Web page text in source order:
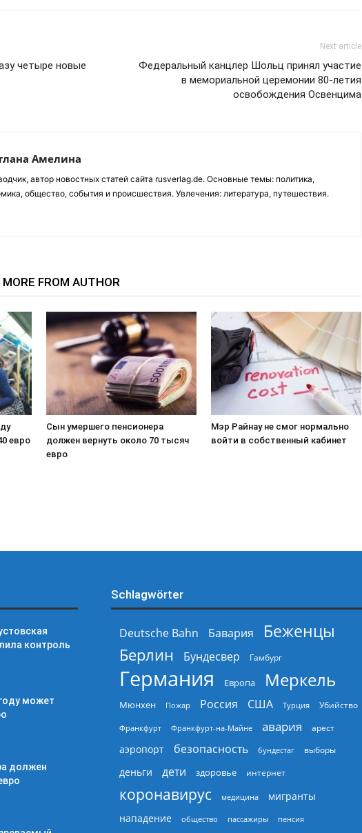
четыре новые
Next article
Федеральный канцлер Шольц принял участие
в мемориальной церемонии 80-летия
освобождения Освенцима
Амелина
автор новостных статей сайта rusverlag.de. Основные темы: политика,
общество, события и происшествия. Увлечения: литература, путешествия.
MORE FROM AUTHOR
евро
Сын умершего пенсионера
должен вернуть около 70 тысяч
евро
Мэр Райнау не смог нормально
войти в собственный кабинет
контроль
может
должен
Schlagwörter
Deutsche Bahn Бавария
Беженцы
Берлин
Бундесвер Гамбург
Германия Европа Меркель
Мюнхен Пожар Россия США Турция Убийство
Франкфурт Франкфурт-на-Майне авария арест
аэропорт безопасность бундестаг выборы
деньги дети здоровье интернет
коронавирус медицина
мигранты
нападение
общество пассажиры пенсия